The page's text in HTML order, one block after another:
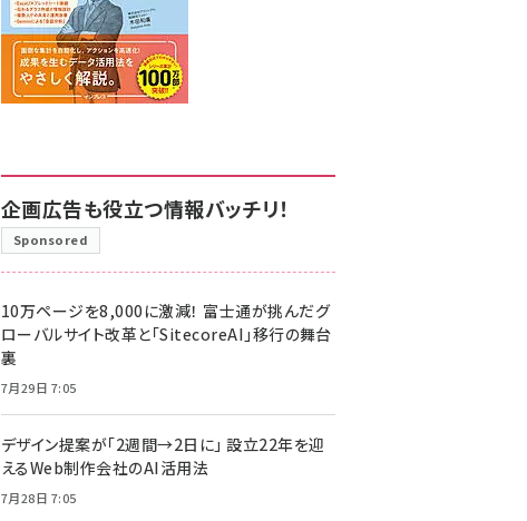
企画広告も役立つ情報バッチリ！
Sponsored
10万ページを8,000に激減！ 富士通が挑んだグ
ローバルサイト改革と「SitecoreAI」移行の舞台
裏
7月29日 7:05
デザイン提案が「2週間→2日に」 設立22年を迎
えるWeb制作会社のAI活用法
7月28日 7:05